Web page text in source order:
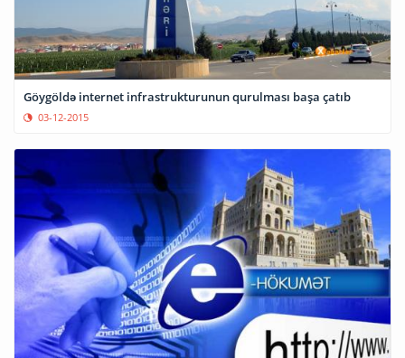
Göygöldə internet infrastrukturunun qurulması başa çatıb
03-12-2015